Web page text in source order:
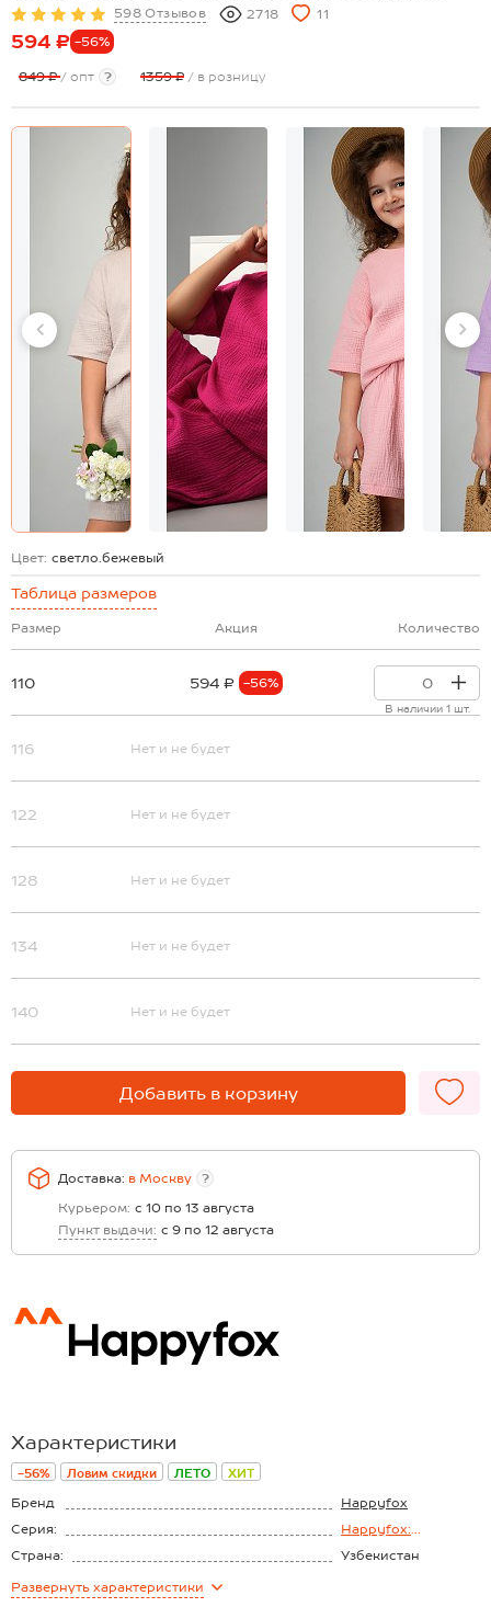
598 Отзывов 2718 11
594 ₽ -56%
849 ₽/ опт ? 1359 ₽ / в розницу
Цвет: светло.бежевый
Таблица размеров
Размер Акция Количество
110 594 ₽ -56%
В наличии 1 шт.
116 Нет и не будет
122 Нет и не будет
128 Нет и не будет
134 Нет и не будет
140 Нет и не будет
Добавить в корзину
Доставка: в Москву
?
Курьером: с 10 по 13 августа
Пункт выдачи: с 9 по 12 августа
Характеристики
-56% Ловим скидки ЛЕТО ХИТ
Бренд
Happyfox
Серия:
Happyfox:
Нежность муслина
Страна:
Узбекистан
Состав:
Развернуть характеристики